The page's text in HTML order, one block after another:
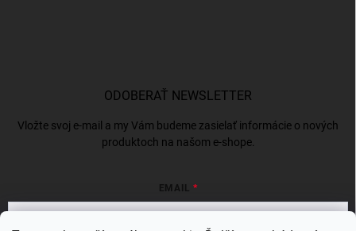
ODOBERAŤ NEWSLETTER
Vložte svoj e-mail a my Vám budeme zasielať informácie o nových
produktoch na našom e-shope.
EMAIL